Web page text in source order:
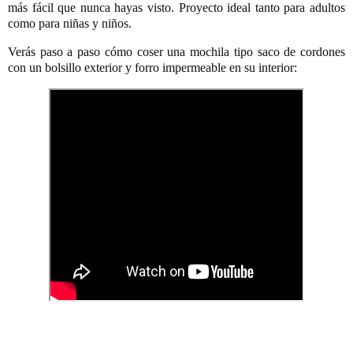
más fácil que nunca hayas visto. Proyecto ideal tanto para adultos
como para niñas y niños.
Verás paso a paso cómo coser una mochila tipo saco de cordones
con un bolsillo exterior y forro impermeable en su interior: